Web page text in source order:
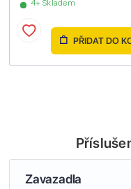
4+ Skladem
PŘIDAT DO
Zavazadla